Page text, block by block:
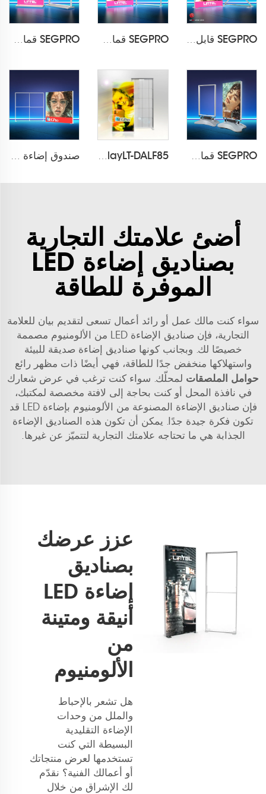
SEGPRO قابل للطي صندوق إضاءة عداد LT-ALF85Z-TA SEGPRO قماش صندوق إضاءة عداد LT-ALF85-TA SEGPRO قماش صندوق إضاءة شحنable LT-ALF85-T3B
SEGPRO قماش مقاوم للماء صندوق إضاءة عرض LT-ALF85-T4 SEGPRO Dynamic LED Light Box DisplayLT-DALF85 صندوق إضاءة قماش PVC قابل للتركيب SEGPRO LT-PLF120 2000*2000mm
أضئ علامتك التجارية
بصناديق إضاءة LED
الموفرة للطاقة
سواء كنت مالك عمل أو رائد أعمال تسعى لتقديم بيان للعلامة
التجارية، فإن صناديق الإضاءة LED من الألومنيوم مصممة
خصيصًا لك. وبجانب كونها صناديق إضاءة صديقة للبيئة
واستهلاكها منخفض جدًا للطاقة، فهي أيضًا ذات مظهر رائع
حوامل الملصقات لمحلّك. سواء كنت ترغب في عرض شعارك
في نافذة المحل أو كنت بحاجة إلى لافتة مخصصة لمكتبك،
فإن صناديق الإضاءة المصنوعة من الألومنيوم بإضاءة LED قد
تكون فكرة جيدة جدًا. يمكن أن تكون هذه الصناديق الإضاءة
الجذابة هي ما تحتاجه علامتك التجارية لتتميّز عن غيرها.
عزز عرضك
بصناديق
إضاءة LED
أنيقة ومتينة
من
الألومنيوم
هل تشعر بالإحباط
والملل من وحدات
الإضاءة التقليدية
البسيطة التي كنت
تستخدمها لعرض منتجاتك
أو أعمالك الفنية؟ نقدّم
لك الإشراق من خلال